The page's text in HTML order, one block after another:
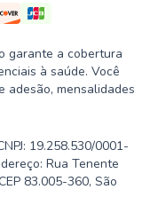
garante a cobertura
à saúde. Você
adesão, mensalidades
19.258.530/0001-
Rua Tenente
83.005-360, São